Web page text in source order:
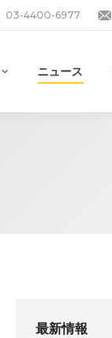
03-4400-6977
ニュース
最新情報